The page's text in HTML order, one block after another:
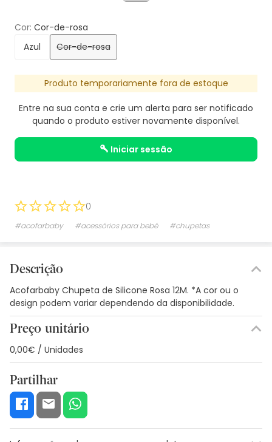
Cor
Cor-de-rosa
Azul
Cor-de-rosa
Produto temporariamente fora de estoque
Entre na sua conta e crie um alerta para ser notificado
quando o produto estiver novamente disponível.
iniciar sessão
0
#acofarbaby #acessórios para bebé #chupetas
Descrição
Acofarbaby Chupeta de Silicone Rosa 12M. *A cor ou o
design podem variar dependendo da disponibilidade.
Preço unitário
0,00€ / Unidades
Partilhar